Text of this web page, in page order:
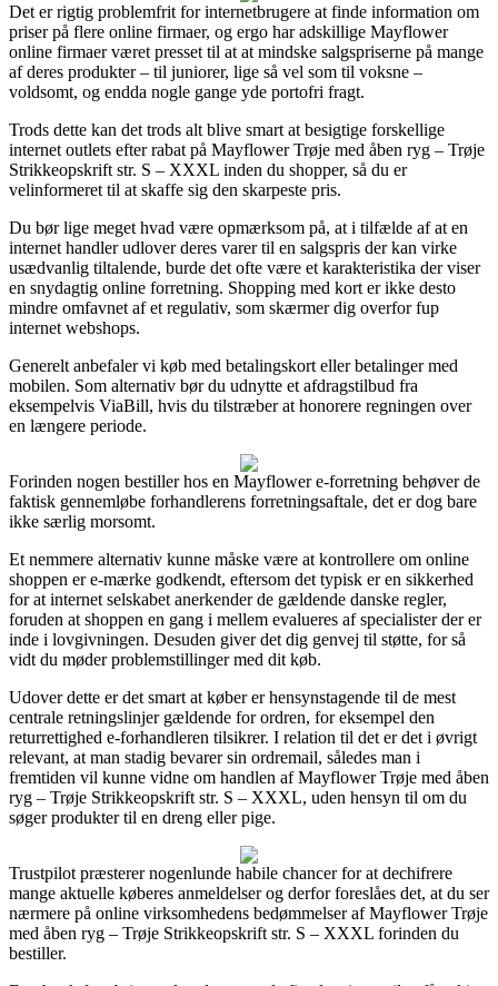
Det er rigtig problemfrit for internetbrugere at finde information om
priser på flere online firmaer, og ergo har adskillige Mayflower
online firmaer været presset til at at mindske salgspriserne på mange
af deres produkter – til juniorer, lige så vel som til voksne –
voldsomt, og endda nogle gange yde portofri fragt.
Trods dette kan det trods alt blive smart at besigtige forskellige
internet outlets efter rabat på Mayflower Trøje med åben ryg – Trøje
Strikkeopskrift str. S – XXXL inden du shopper, så du er
velinformeret til at skaffe sig den skarpeste pris.
Du bør lige meget hvad være opmærksom på, at i tilfælde af at en
internet handler udlover deres varer til en salgspris der kan virke
usædvanlig tiltalende, burde det ofte være et karakteristika der viser
en snydagtig online forretning. Shopping med kort er ikke desto
mindre omfavnet af et regulativ, som skærmer dig overfor fup
internet webshops.
Generelt anbefaler vi køb med betalingskort eller betalinger med
mobilen. Som alternativ bør du udnytte et afdragstilbud fra
eksempelvis ViaBill, hvis du tilstræber at honorere regningen over
en længere periode.
Forinden nogen bestiller hos en Mayflower e-forretning behøver de
faktisk gennemløbe forhandlerens forretningsaftale, det er dog bare
ikke særlig morsomt.
Et nemmere alternativ kunne måske være at kontrollere om online
shoppen er e-mærke godkendt, eftersom det typisk er en sikkerhed
for at internet selskabet anerkender de gældende danske regler,
foruden at shoppen en gang i mellem evalueres af specialister der er
inde i lovgivningen. Desuden giver det dig genvej til støtte, for så
vidt du møder problemstillinger med dit køb.
Udover dette er det smart at køber er hensynstagende til de mest
centrale retningslinjer gældende for ordren, for eksempel den
returrettighed e-forhandleren tilsikrer. I relation til det er det i øvrigt
relevant, at man stadig bevarer sin ordremail, således man i
fremtiden vil kunne vidne om handlen af Mayflower Trøje med åben
ryg – Trøje Strikkeopskrift str. S – XXXL, uden hensyn til om du
søger produkter til en dreng eller pige.
Trustpilot præsterer nogenlunde habile chancer for at dechifrere
mange aktuelle køberes anmeldelser og derfor foreslåes det, at du ser
nærmere på online virksomhedens bedømmelser af Mayflower Trøje
med åben ryg – Trøje Strikkeopskrift str. S – XXXL forinden du
bestiller.